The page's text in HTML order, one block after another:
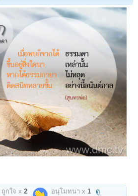
ถูกใจ x2 อนุโมทนา x1 ดู